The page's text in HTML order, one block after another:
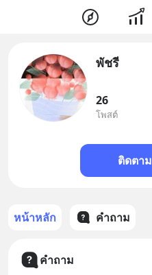
พัชรี
26
โพสต์
ติดตาม
หน้าหลัก คำถาม
คำถาม